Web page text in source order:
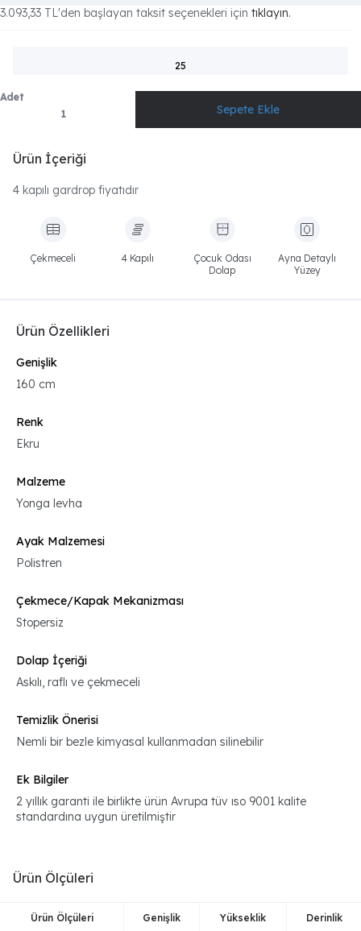
3.093,33 TL'den başlayan taksit seçenekleri için tıklayın.
25
Adet
Ürün İçeriği
4 kapılı gardrop fiyatıdır
Çekmeceli 4 Kapılı
Çocuk Odası
Dolap
Ayna Detaylı
Yüzey
Ürün Özellikleri
Genişlik
160 cm
Renk
Ekru
Malzeme
Yonga levha
Ayak Malzemesi
Polistren
Çekmece/Kapak Mekanizması
Stopersiz
Dolap İçeriği
Askılı, raflı ve çekmeceli
Temizlik Önerisi
Nemli bir bezle kimyasal kullanmadan silinebilir
Ek Bilgiler
2 yıllık garanti ile birlikte ürün Avrupa tüv ıso 9001 kalite
standardına uygun üretilmiştir
Ürün Ölçüleri
Ürün Ölçüleri Genişlik Yükseklik Derinlik